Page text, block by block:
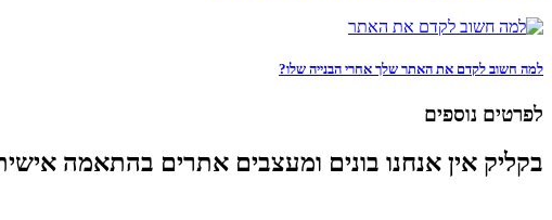
למה חשוב לקדם את האתר שלך אחרי הבנייה שלו?
לפרטים נוספים
בקליק אין אנחנו בונים ומעצבים אתרים בהתאמה